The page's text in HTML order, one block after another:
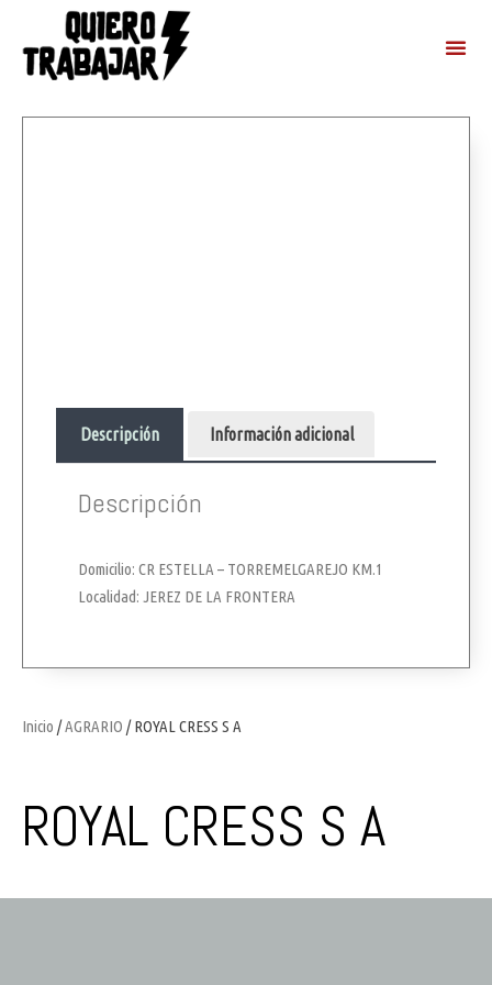
Inicio /AGRARIO / ROYAL CRESS S A
ROYAL CRESS S A
Descripción Información adicional
Descripción
Domicilio: CR ESTELLA – TORREMELGAREJO KM.1
Localidad: JEREZ DE LA FRONTERA